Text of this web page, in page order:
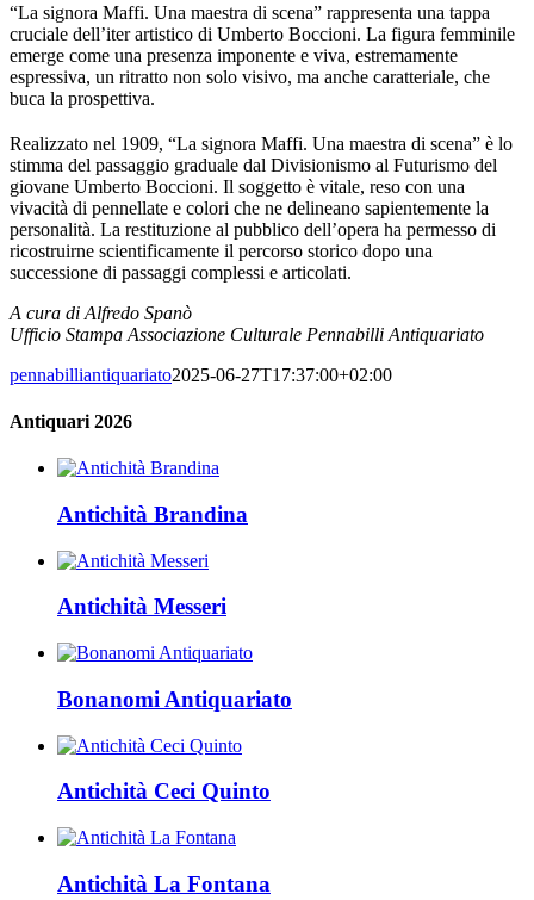
“La signora Maffi. Una maestra di scena” rappresenta una tappa
cruciale dell’iter artistico di Umberto Boccioni. La figura femminile
emerge come una presenza imponente e viva, estremamente
espressiva, un ritratto non solo visivo, ma anche caratteriale, che
buca la prospettiva.
Realizzato nel 1909, “La signora Maffi. Una maestra di scena” è lo
stimma del passaggio graduale dal Divisionismo al Futurismo del
giovane Umberto Boccioni. Il soggetto è vitale, reso con una
vivacità di pennellate e colori che ne delineano sapientemente la
personalità. La restituzione al pubblico dell’opera ha permesso di
ricostruirne scientificamente il percorso storico dopo una
successione di passaggi complessi e articolati.
A cura di Alfredo Spanò
Ufficio Stampa Associazione Culturale Pennabilli Antiquariato
pennabilliantiquariato2025-06-27T17:37:00+02:00
Antiquari 2026
Antichità Brandina
Antichità Messeri
Bonanomi Antiquariato
Antichità Ceci Quinto
Antichità La Fontana